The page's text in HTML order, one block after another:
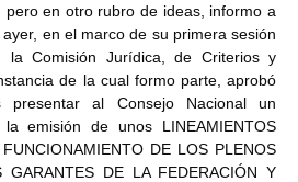
en otro rubro de ideas, informo a
en el marco de su primera sesión
la Comisión Jurídica, de Criterios y
de la cual formo parte, aprobó
al Consejo Nacional un
emisión de unos LINEAMIENTOS
DE LOS PLENOS
GARANTES DE LA FEDERACIÓN Y